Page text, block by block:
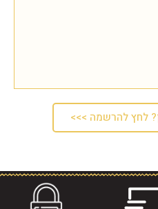
לחץ להרשמה >>>